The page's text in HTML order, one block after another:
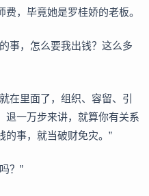
，毕竟她是罗桂娇的老板。
事，怎么要我出钱？这么多
在里面了，组织、容留、引
退一万步来讲，就算你有关系
的事，就当破财免灾。”
？”